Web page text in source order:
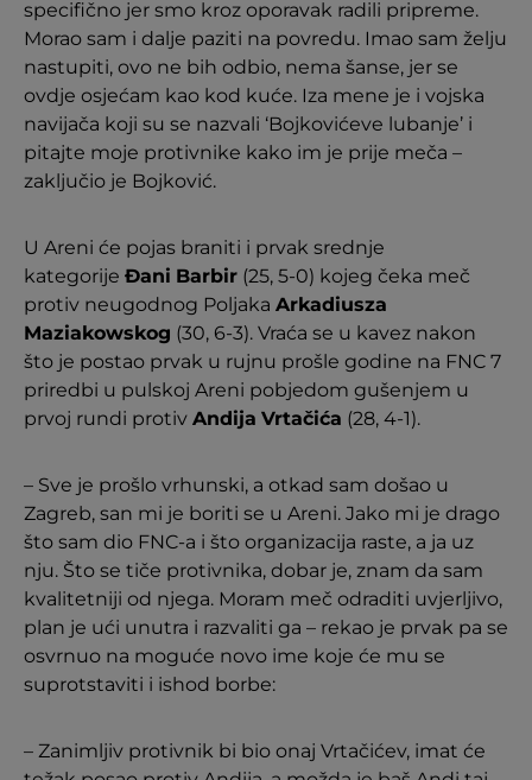
specifično jer smo kroz oporavak radili pripreme.
Morao sam i dalje paziti na povredu. Imao sam želju
nastupiti, ovo ne bih odbio, nema šanse, jer se
ovdje osjećam kao kod kuće. Iza mene je i vojska
navijača koji su se nazvali ‘Bojkovićeve lubanje’ i
pitajte moje protivnike kako im je prije meča –
zaključio je Bojković.
U Areni će pojas braniti i prvak srednje
kategorije Đani Barbir (25, 5-0) kojeg čeka meč
protiv neugodnog Poljaka Arkadiusza
Maziakowskog (30, 6-3). Vraća se u kavez nakon
što je postao prvak u rujnu prošle godine na FNC 7
priredbi u pulskoj Areni pobjedom gušenjem u
prvoj rundi protiv Andija Vrtačića (28, 4-1).
– Sve je prošlo vrhunski, a otkad sam došao u
Zagreb, san mi je boriti se u Areni. Jako mi je drago
što sam dio FNC-a i što organizacija raste, a ja uz
nju. Što se tiče protivnika, dobar je, znam da sam
kvalitetniji od njega. Moram meč odraditi uvjerljivo,
plan je ući unutra i razvaliti ga – rekao je prvak pa se
osvrnuo na moguće novo ime koje će mu se
suprotstaviti i ishod borbe:
– Zanimljiv protivnik bi bio onaj Vrtačićev, imat će